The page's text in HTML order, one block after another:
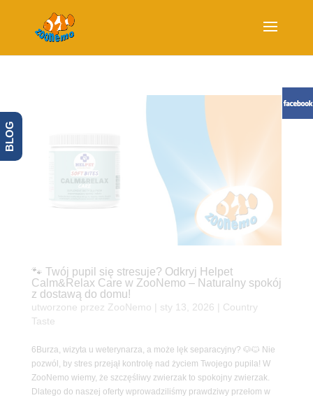
🐾 Twój pupil się stresuje? Odkryj Helpet
Calm&Relax Care w ZooNemo – Naturalny spokój
z dostawą do domu!
utworzone przez ZooNemo sty 13, 2026
Country
Taste
6Burza, wizyta u weterynarza, a może lęk separacyjny? 🐶🐱 Nie
pozwól, by stres przejął kontrolę nad życiem Twojego pupila! W
ZooNemo wiemy, że szczęśliwy zwierzak to spokojny zwierzak.
Dlatego do naszej oferty wprowadziliśmy prawdziwy przełom w
BLOG